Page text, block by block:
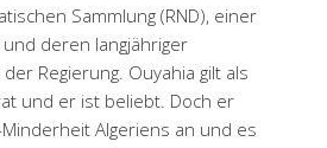
Sammlung (RND), einer
deren langjähriger
Regierung. Ouyahia gilt als
und er ist beliebt. Doch er
Algeriens an und es